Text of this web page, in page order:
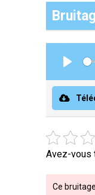
Avez-vous
Ce